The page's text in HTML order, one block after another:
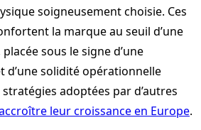
soigneusement choisie. Ces
la marque au seuil d’une
sous le signe d’une
d’une solidité opérationnelle
stratégies adoptées par d’autres
leur croissance en Europe.